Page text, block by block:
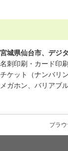
宮城県仙台市、デジ
名刺印刷・カード印
チケット（ナンバリ
メガホン、バリアブ
ブラ